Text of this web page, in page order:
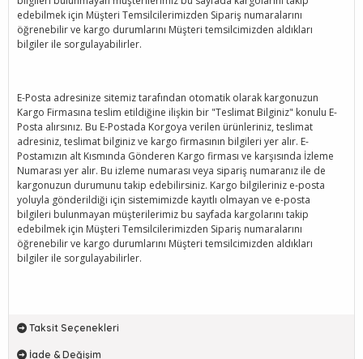
edebilmek için Müşteri Temsilcilerimizden Sipariş numaralarını
öğrenebilir ve kargo durumlarını Müşteri temsilcimizden aldıkları
bilgiler ile sorgulayabilirler.
E-Posta adresinize sitemiz tarafından otomatik olarak kargonuzun
Kargo Firmasına teslim etildiğine ilişkin bir "Teslimat Bilginiz" konulu E-
Posta alırsınız. Bu E-Postada Korgoya verilen ürünleriniz, teslimat
adresiniz, teslimat bilginiz ve kargo firmasının bilgileri yer alır. E-
Postamızın alt Kısmında Gönderen Kargo firması ve karşısında İzleme
Numarası yer alır. Bu izleme numarası veya sipariş numaranız ile de
kargonuzun durumunu takip edebilirsiniz. Kargo bilgileriniz e-posta
yoluyla gönderildiği için sistemimizde kayıtlı olmayan ve e-posta
bilgileri bulunmayan müşterilerimiz bu sayfada kargolarını takip
edebilmek için Müşteri Temsilcilerimizden Sipariş numaralarını
öğrenebilir ve kargo durumlarını Müşteri temsilcimizden aldıkları
bilgiler ile sorgulayabilirler.
Taksit Seçenekleri
İade & Değişim